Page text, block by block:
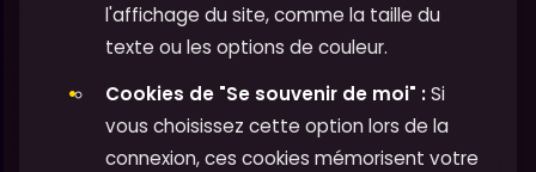
l'affichage du site, comme la taille du
texte ou les options de couleur.
Cookies de "Se souvenir de moi" :Si
vous choisissez cette option lors de la
connexion, ces cookies mémorisent votre